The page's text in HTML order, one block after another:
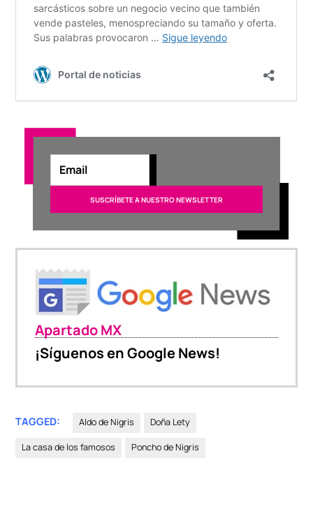
Apartado MX
¡Síguenos en Google News!
TAGGED: Aldo de Nigris Doña Lety
La casa de los famosos Poncho de Nigris